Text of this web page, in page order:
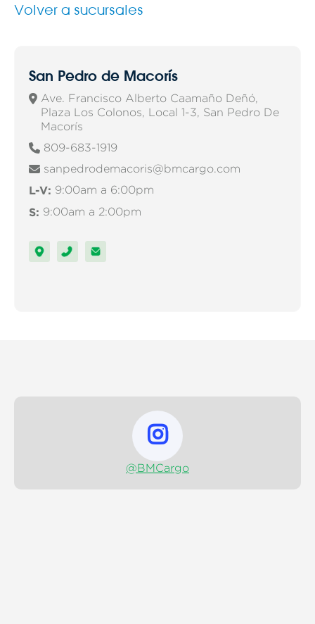
Volver a sucursales
San Pedro de Macorís
 Ave. Francisco Alberto Caamaño Deñó,
Plaza Los Colonos, Local 1-3, San Pedro De
Macorís
 809-683-1919
 sanpedrodemacoris@bmcargo.com
L-V: 9:00am a 6:00pm
S: 9:00am a 2:00pm

@BMCargo